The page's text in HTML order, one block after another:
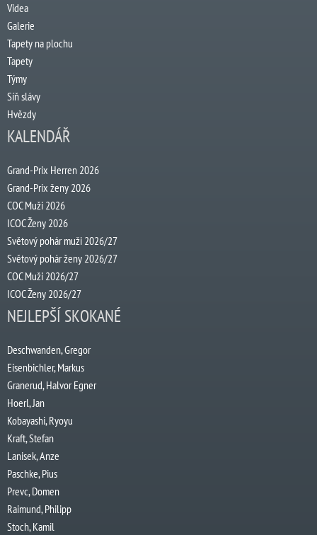
Videa
Galerie
Tapety na plochu
Tapety
Týmy
Síň slávy
Hvězdy
KALENDÁŘ
Grand-Prix Herren 2026
Grand-Prix ženy 2026
COC Muži 2026
ICOC Ženy 2026
Světový pohár muži 2026/27
Světový pohár ženy 2026/27
COC Muži 2026/27
ICOC Ženy 2026/27
NEJLEPŠÍ SKOKANÉ
Deschwanden, Gregor
Eisenbichler, Markus
Granerud, Halvor Egner
Hoerl, Jan
Kobayashi, Ryoyu
Kraft, Stefan
Lanisek, Anze
Paschke, Pius
Prevc, Domen
Raimund, Philipp
Stoch, Kamil